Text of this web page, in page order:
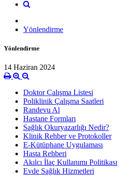
Yönlendirme
Yönlendirme
14 Haziran 2024
Doktor Çalışma Listesi
Poliklinik Çalışma Saatleri
Randevu Al
Hastane Formları
Sağlık Okuryazarlığı Nedir?
Klinik Rehber ve Protokoller
E-Kütüphane Uygulaması
Hasta Rehberi
Akılcı İlaç Kullanımı Politikası
Evde Sağlık Hizmetleri